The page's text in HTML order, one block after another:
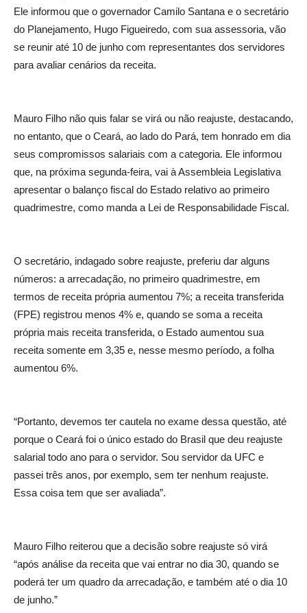
Ele informou que o governador Camilo Santana e o secretário
do Planejamento, Hugo Figueiredo, com sua assessoria, vão
se reunir até 10 de junho com representantes dos servidores
para avaliar cenários da receita.
Mauro Filho não quis falar se virá ou não reajuste, destacando,
no entanto, que o Ceará, ao lado do Pará, tem honrado em dia
seus compromissos salariais com a categoria. Ele informou
que, na próxima segunda-feira, vai à Assembleia Legislativa
apresentar o balanço fiscal do Estado relativo ao primeiro
quadrimestre, como manda a Lei de Responsabilidade Fiscal.
O secretário, indagado sobre reajuste, preferiu dar alguns
números: a arrecadação, no primeiro quadrimestre, em
termos de receita própria aumentou 7%; a receita transferida
(FPE) registrou menos 4% e, quando se soma a receita
própria mais receita transferida, o Estado aumentou sua
receita somente em 3,35 e, nesse mesmo período, a folha
aumentou 6%.
“Portanto, devemos ter cautela no exame dessa questão, até
porque o Ceará foi o único estado do Brasil que deu reajuste
salarial todo ano para o servidor. Sou servidor da UFC e
passei três anos, por exemplo, sem ter nenhum reajuste.
Essa coisa tem que ser avaliada”.
Mauro Filho reiterou que a decisão sobre reajuste só virá
“após análise da receita que vai entrar no dia 30, quando se
poderá ter um quadro da arrecadação, e também até o dia 10
de junho.”